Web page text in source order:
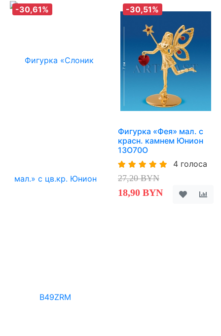
-30,61% -30,51%
Фигурка «Фея» мал. с
красн. камнем Юнион
13O70O
4 голоса
27,20 BYN
18,90 BYN